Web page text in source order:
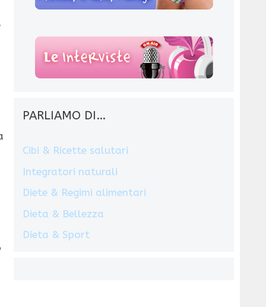
PARLIAMO DI…
Cibi & Ricette salutari
Integratori naturali
Diete & Regimi alimentari
Dieta & Bellezza
Dieta & Sport